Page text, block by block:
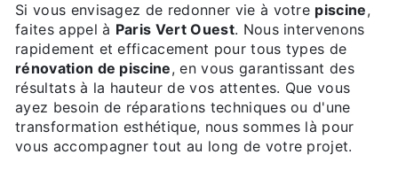
Si vous envisagez de redonner vie à votre piscine,
faites appel à Paris Vert Ouest. Nous intervenons
rapidement et efficacement pour tous types de
rénovation de piscine, en vous garantissant des
résultats à la hauteur de vos attentes. Que vous
ayez besoin de réparations techniques ou d'une
transformation esthétique, nous sommes là pour
vous accompagner tout au long de votre projet.